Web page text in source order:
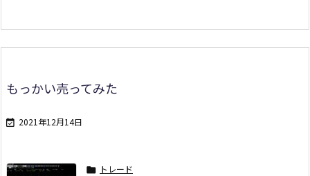
もっかい売ってみた
 2021年12月14日
 トレード